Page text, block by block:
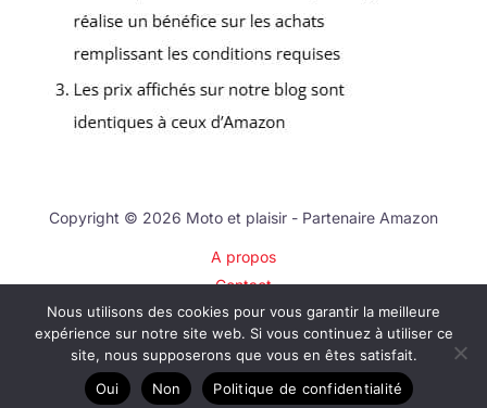
Copyright © 2026 Moto et plaisir - Partenaire Amazon
A propos
Contact
Plan du site
Mentions légales
Politique de confidentialité
Nous utilisons des cookies pour vous garantir la meilleure
expérience sur notre site web. Si vous continuez à utiliser ce
site, nous supposerons que vous en êtes satisfait.
Oui
Non Politique de confidentialité